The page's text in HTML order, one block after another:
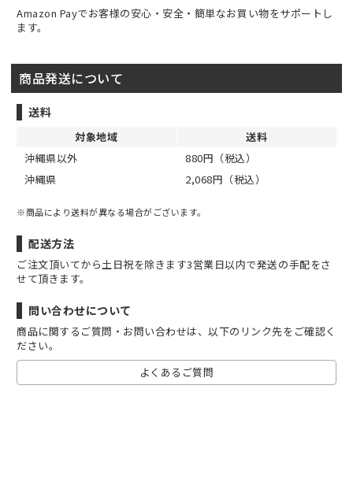
Amazon Payでお客様の安心・安全・簡単なお買い物をサポートし
ます。
商品発送について
送料
対象地域
送料
沖縄県以外
880円（税込）
沖縄県
2,068円（税込）
※商品により送料が異なる場合がございます。
配送方法
ご注文頂いてから土日祝を除きます3営業日以内で発送の手配をさ
せて頂きます。
問い合わせについて
商品に関するご質問・お問い合わせは、以下のリンク先をご確認く
ださい。
よくあるご質問